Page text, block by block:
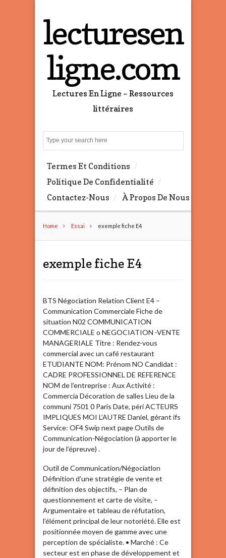
lecturesen
ligne.com
Lectures En Ligne – Ressources
littéraires
e
Termes Et Conditions
Politique De Confidentialité
Contactez-Nous
À Propos De Nous
Home Essai exemple fiche E4
exemple fiche E4
BTS Négociation Relation Client E4 –
Communication Commerciale Fiche de
situation N02 COMMUNICATION
COMMERCIALE o NEGOCIATION -VENTE
MANAGERIALE Titre : Rendez-vous
commercial avec un café restaurant
ETUDIANTE NOM: Prénom NO Candidat :
CADRE PROFESSIONNEL DE REFERENCE
NOM de l’entreprise : Aux Activité :
Commercia Décoration de salles Lieu de la
communi 7501 0 Paris Date, péri ACTEURS
IMPLIQUES MOI L’AUTRE Daniel, gérant ifs
Service: OF4 Swip next page Outils de
Communication-Négociation (à apporter le
jour de l’épreuve) .
Outil de Communication/Négociatlon
Définition d’une stratégie de vente et
définition des objectifs, – Plan de
questionnement et carte de visite, –
Argumentaire et tableau de réfutation,
l’élément principal de leur notoriété. Elle est
positionnée moyen de gamme avec une
perception de spécialiste. • Marché : Ce
secteur est en phase de développement et